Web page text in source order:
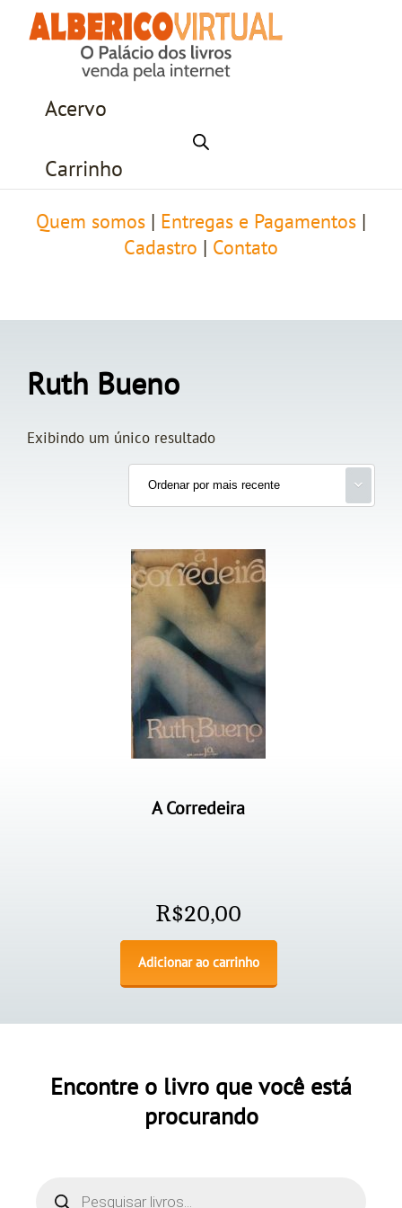
Acervo
Carrinho
Quem somos Entregas e Pagamentos
Cadastro
Contato
Ruth Bueno
Exibindo um único resultado
A Corredeira
R$20,00
Adicionar ao carrinho
Encontre o livro que você está
procurando